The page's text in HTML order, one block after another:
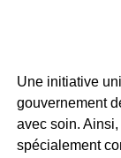
Une initiative
gouvernement
avec soin.
spécialement